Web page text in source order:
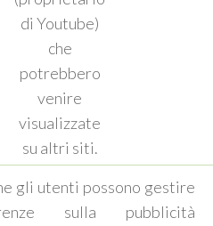
di Youtube)
che
potrebbero
venire
visualizzate
su altri siti.
gli utenti possono gestire
sulla pubblicità